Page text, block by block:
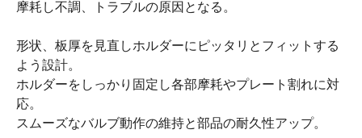
摩耗し不調、トラブルの原因となる。
形状、板厚を見直しホルダーにピッタリとフィットする
よう設計。
ホルダーをしっかり固定し各部摩耗やプレート割れに対
応。
スムーズなバルブ動作の維持と部品の耐久性アップ。